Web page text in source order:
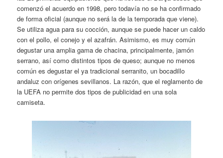
comenzó el acuerdo en 1998, pero todavía no se ha confirmado
de forma oficial (aunque no será la de la temporada que viene).
Se utiliza agua para su cocción, aunque se puede hacer un caldo
con el pollo, el conejo y el azafrán. Asimismo, es muy común
degustar una amplia gama de chacina, principalmente, jamón
serrano, así como distintos tipos de queso; aunque no menos
común es degustar el ya tradicional serranito, un bocadillo
andaluz con orígenes sevillanos. La razón, que el reglamento de
la UEFA no permite dos tipos de publicidad en una sola
camiseta.